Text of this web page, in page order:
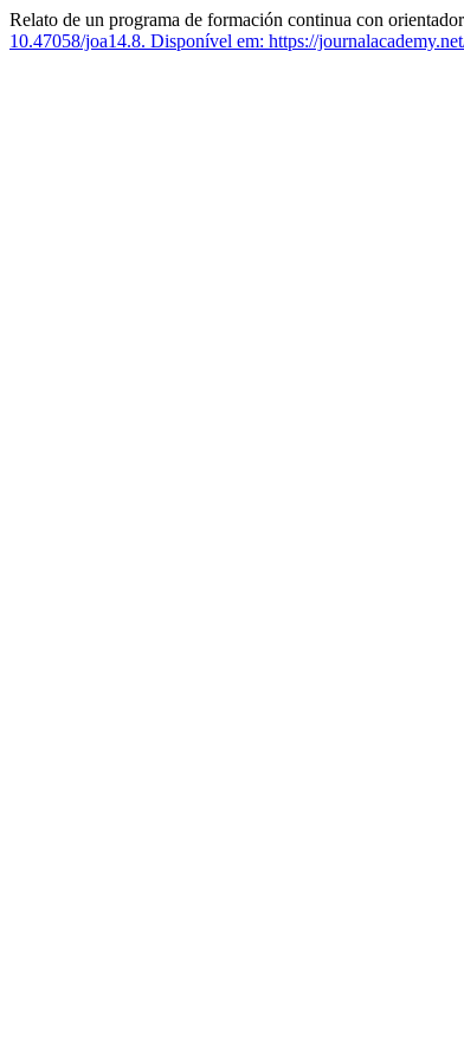
Relato de un programa de formación continua con
10.47058/joa14.8. Disponível em: https://